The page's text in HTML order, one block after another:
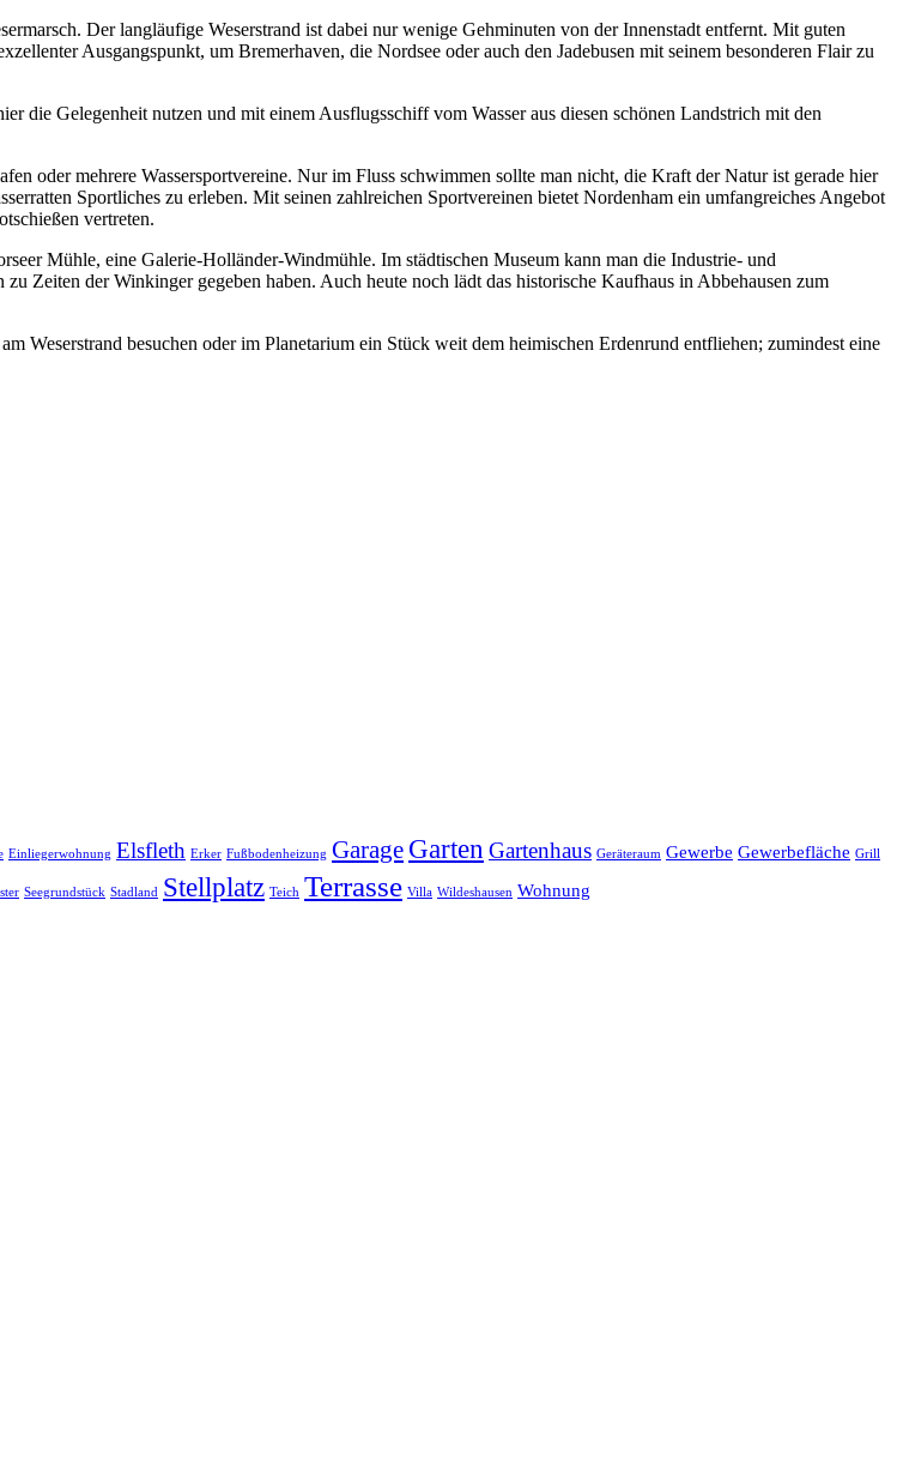
Der langläufige Weserstrand ist dabei nur wenige Gehminuten von der Innenstadt entfernt. Mit guten
Ausgangspunkt, um Bremerhaven, die Nordsee oder auch den Jadebusen mit seinem besonderen Flair zu
die Gelegenheit nutzen und mit einem Ausflugsschiff vom Wasser aus diesen schönen Landstrich mit den
oder mehrere Wassersportvereine. Nur im Fluss schwimmen sollte man nicht, die Kraft der Natur ist gerade hier
Sportliches zu erleben. Mit seinen zahlreichen Sportvereinen bietet Nordenham ein umfangreiches Angebot
vertreten.
Mühle, eine Galerie-Holländer-Windmühle. Im städtischen Museum kann man die Industrie- und
Zeiten der Winkinger gegeben haben. Auch heute noch lädt das historische Kaufhaus in Abbehausen zum
Weserstrand besuchen oder im Planetarium ein Stück weit dem heimischen Erdenrund entfliehen; zumindest eine
Einliegerwohnung Elsfleth Erker Fußbodenheizung Garage Garten Gartenhaus Geräteraum Gewerbe Gewerbefläche Grill
Seegrundstück Stadland Stellplatz Teich Terrasse Villa Wildeshausen Wohnung